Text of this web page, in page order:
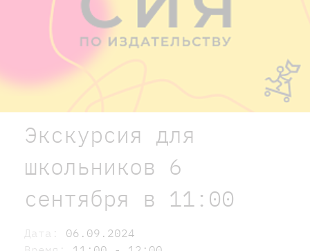
Экскурсия для
школьников 6
сентября в 11:00
Дата: 06.09.2024